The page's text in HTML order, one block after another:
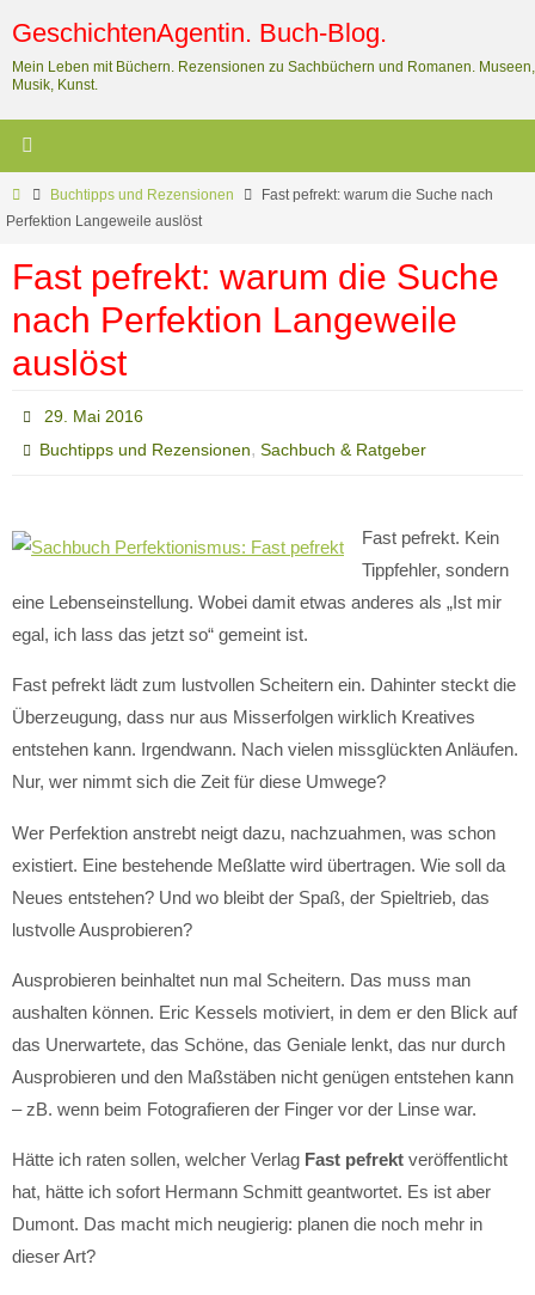
Inhalt
springen
GeschichtenAgentin. Buch-Blog.
Mein Leben mit Büchern. Rezensionen zu Sachbüchern und Romanen. Museen,
Musik, Kunst.
StartBuchtipps und Rezensionen
Fast pefrekt: warum die Suche nach
Perfektion Langeweile auslöst
Fast pefrekt: warum die Suche
nach Perfektion Langeweile
auslöst
29. Mai 2016
Buchtipps und Rezensionen,Sachbuch & Ratgeber
Fast pefrekt. Kein
Tippfehler, sondern
eine Lebenseinstellung. Wobei damit etwas anderes als „Ist mir
egal, ich lass das jetzt so“ gemeint ist.
Fast pefrekt lädt zum lustvollen Scheitern ein. Dahinter steckt die
Überzeugung, dass nur aus Misserfolgen wirklich Kreatives
entstehen kann. Irgendwann. Nach vielen missglückten Anläufen.
Nur, wer nimmt sich die Zeit für diese Umwege?
Wer Perfektion anstrebt neigt dazu, nachzuahmen, was schon
existiert. Eine bestehende Meßlatte wird übertragen. Wie soll da
Neues entstehen? Und wo bleibt der Spaß, der Spieltrieb, das
lustvolle Ausprobieren?
Ausprobieren beinhaltet nun mal Scheitern. Das muss man
aushalten können. Eric Kessels motiviert, in dem er den Blick auf
das Unerwartete, das Schöne, das Geniale lenkt, das nur durch
Ausprobieren und den Maßstäben nicht genügen entstehen kann
– zB. wenn beim Fotografieren der Finger vor der Linse war.
Hätte ich raten sollen, welcher Verlag Fast pefrekt veröffentlicht
hat, hätte ich sofort Hermann Schmitt geantwortet. Es ist aber
Dumont. Das macht mich neugierig: planen die noch mehr in
dieser Art?